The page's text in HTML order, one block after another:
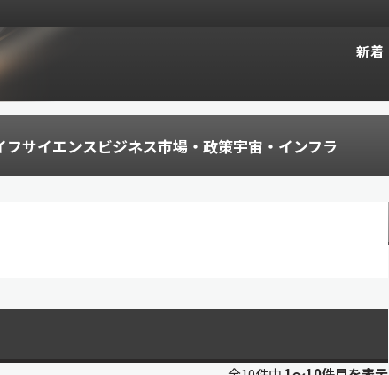
新着
フサイエンスビジネス市場・政策宇宙・インフラ